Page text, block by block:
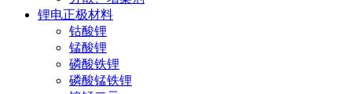
锂电正极材料
钴酸锂
锰酸锂
磷酸铁锂
磷酸锰铁锂